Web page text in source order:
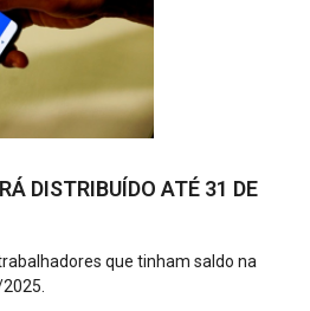
DISTRIBUÍDO ATÉ 31 DE
que tinham saldo na